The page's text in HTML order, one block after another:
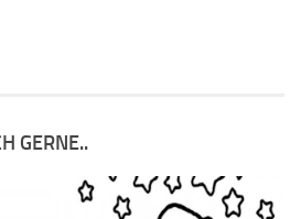
GERNE..